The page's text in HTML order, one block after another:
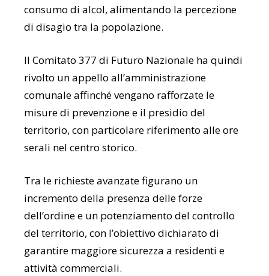
consumo di alcol, alimentando la percezione
di disagio tra la popolazione.
Il Comitato 377 di Futuro Nazionale ha quindi
rivolto un appello all’amministrazione
comunale affinché vengano rafforzate le
misure di prevenzione e il presidio del
territorio, con particolare riferimento alle ore
serali nel centro storico.
Tra le richieste avanzate figurano un
incremento della presenza delle forze
dell’ordine e un potenziamento del controllo
del territorio, con l’obiettivo dichiarato di
garantire maggiore sicurezza a residenti e
attività commerciali.